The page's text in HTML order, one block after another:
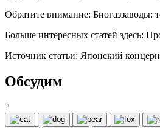
Обратите внимание: Биогаззаводы:
Больше интересных статей здесь:
Источник статьи: Японский
Обсудим
?